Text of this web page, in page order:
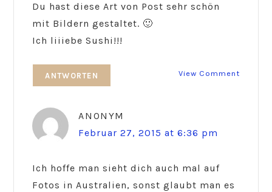
Du hast diese Art von Post sehr schön
mit Bildern gestaltet. 🙂
Ich liiiebe Sushi!!!
View Comment
ANTWORTEN
ANONYM
Februar 27, 2015 at 6:36 pm
Ich hoffe man sieht dich auch mal auf
Fotos in Australien, sonst glaubt man es